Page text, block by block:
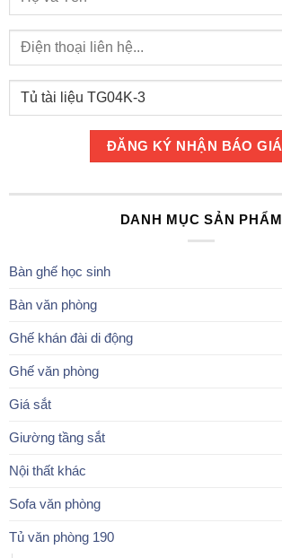
DANH MỤC SẢN PHẨM
Bàn ghế học sinh
Bàn văn phòng
Ghế khán đài di động
Ghế văn phòng
Giá sắt
Giường tầng sắt
Nội thất khác
Sofa văn phòng
Tủ văn phòng 190